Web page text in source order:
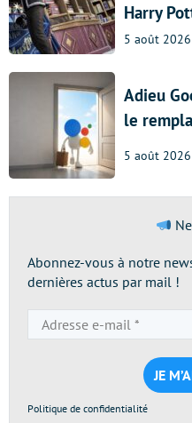
Harry
5 août
Adieu
le
5 août
Abonnez-vous à notre
dernières actus par mail !
Politique de confidentialité